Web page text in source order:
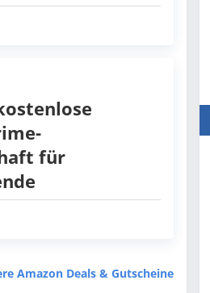
für
Amazon Deals & Gutscheine